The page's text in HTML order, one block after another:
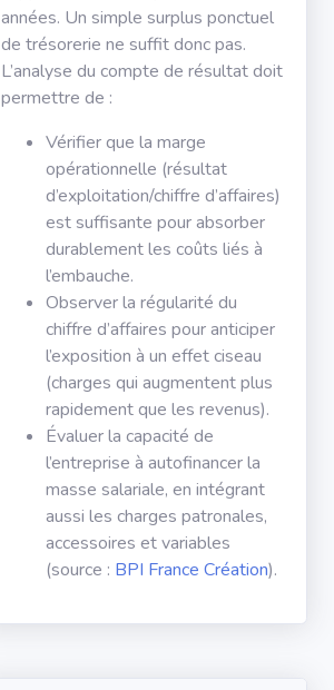
années. Un simple surplus ponctuel
de trésorerie ne suffit donc pas.
L’analyse du compte de résultat doit
permettre de :
Vérifier que la marge
opérationnelle (résultat
d’exploitation/chiffre d’affaires)
est suffisante pour absorber
durablement les coûts liés à
l’embauche.
Observer la régularité du
chiffre d’affaires pour anticiper
l’exposition à un effet ciseau
(charges qui augmentent plus
rapidement que les revenus).
Évaluer la capacité de
l’entreprise à autofinancer la
masse salariale, en intégrant
aussi les charges patronales,
accessoires et variables
(source : BPI France Création).